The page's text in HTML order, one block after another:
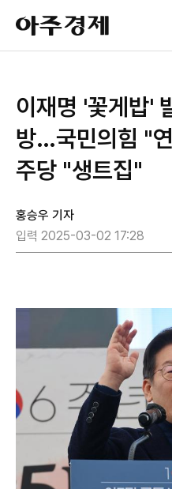
아
주
경
이재명 '꽃게밥'
방…국민의힘 "
주당 "생트집"
홍승우 기자
입력 2025-03-02 17:28